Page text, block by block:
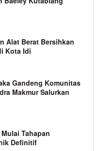
Alat Berat Bersihkan
Kota Idi
Gandeng Komunitas
Makmur Salurkan
Tahapan
Definitif